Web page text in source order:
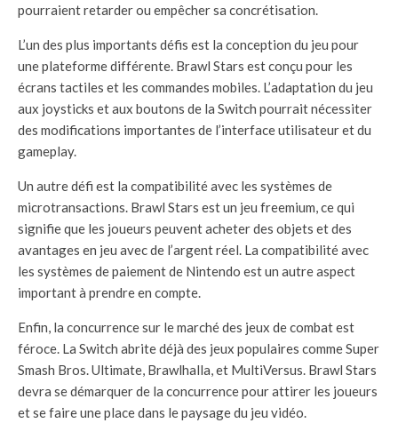
pourraient retarder ou empêcher sa concrétisation.
L’un des plus importants défis est la conception du jeu pour
une plateforme différente. Brawl Stars est conçu pour les
écrans tactiles et les commandes mobiles. L’adaptation du jeu
aux joysticks et aux boutons de la Switch pourrait nécessiter
des modifications importantes de l’interface utilisateur et du
gameplay.
Un autre défi est la compatibilité avec les systèmes de
microtransactions. Brawl Stars est un jeu freemium, ce qui
signifie que les joueurs peuvent acheter des objets et des
avantages en jeu avec de l’argent réel. La compatibilité avec
les systèmes de paiement de Nintendo est un autre aspect
important à prendre en compte.
Enfin, la concurrence sur le marché des jeux de combat est
féroce. La Switch abrite déjà des jeux populaires comme Super
Smash Bros. Ultimate, Brawlhalla, et MultiVersus. Brawl Stars
devra se démarquer de la concurrence pour attirer les joueurs
et se faire une place dans le paysage du jeu vidéo.